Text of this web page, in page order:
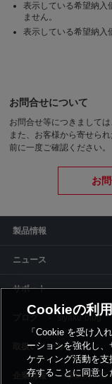
表示している希望納入
ません。
表示している希望納入
お問合せについて
お問合せ等につきましては
また、お客様から寄せら
前に一度ご確認ください。
お
製品情報
ニュース
サポート
siyaku-blog
取扱いメーカー
事業所一覧
Cookieの利
「Cookie を受け入
ーションを強化し
ケティング活動を
存することに同意し